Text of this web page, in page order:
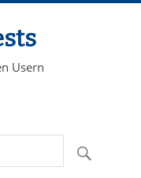
Usern